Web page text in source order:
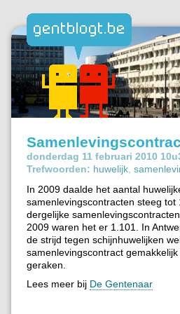
donderdag 11 februari 2010
Trefwoorden: huwelijk
In 2009 daalde het aantal
samenlevingscontracten steeg
dergelijke
2009 waren het er 1.101. In
de strijd tegen schijnhuwelijken
samenlevingscontract
geraken.
Lees meer bij De Gentenaar